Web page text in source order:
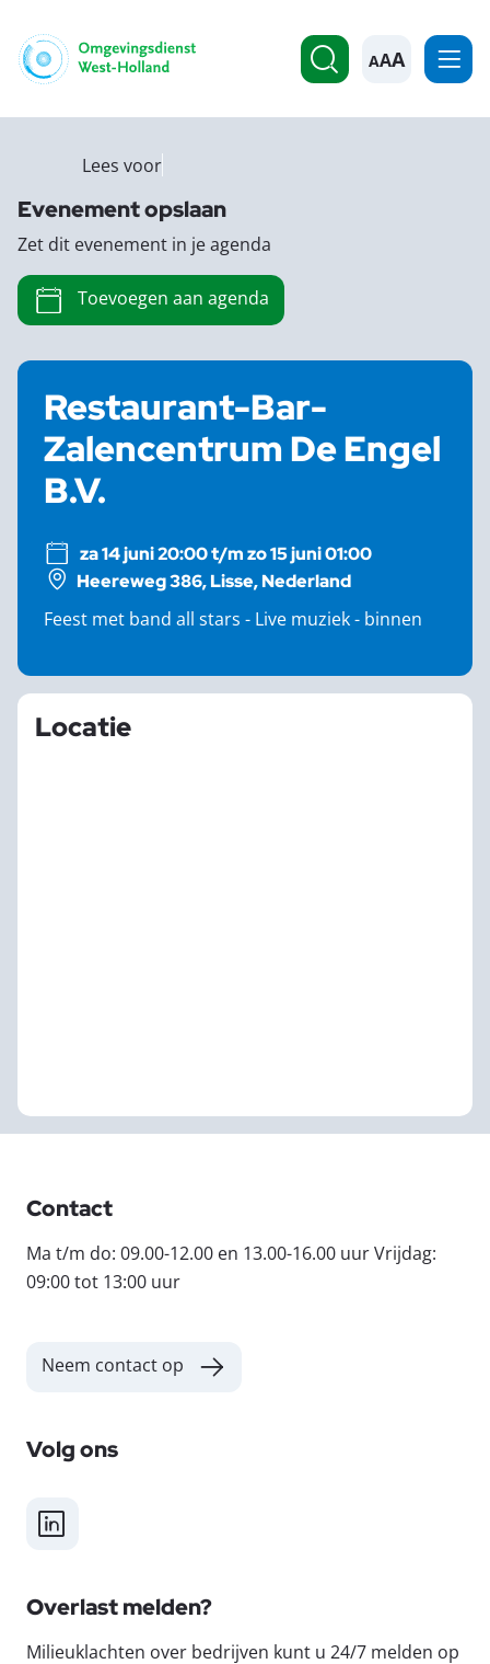
A
Restaurant-Bar-
Zalencentrum De Engel
B.V.
za 14 juni 20:00 t/m zo 15 juni 01:00
Heereweg 386, Lisse, Nederland
Feest met band all stars - Live muziek - binnen
Locatie
Lees voor
Evenement opslaan
Zet dit evenement in je agenda
Toevoegen aan agenda
Contact
Ma t/m do: 09.00-12.00 en 13.00-16.00 uur Vrijdag:
09:00 tot 13:00 uur
Neem contact op
Volg ons
LinkedIn
Overlast melden?
Milieuklachten over bedrijven kunt u 24/7 melden op